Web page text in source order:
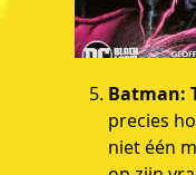
Batman:
precies
niet één